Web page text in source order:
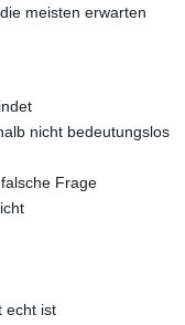
meisten erwarten
nicht bedeutungslos
Frage
echt ist